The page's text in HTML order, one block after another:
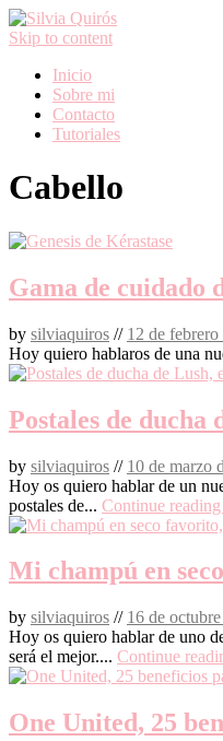
Skip to content
Inicio
Sobre mi
Contacto
Tutoriales
Cabello
Gama de cuidado
by silviaquiros // 12 de febrero
Hoy quiero hablaros de una
Postales de ducha
by silviaquiros // 10 de marzo
Hoy os quiero hablar de un
postales de... Continue
Mi champú en
by silviaquiros // 16 de
Hoy os quiero hablar de uno
será el mejor.... Continue
One United, 25